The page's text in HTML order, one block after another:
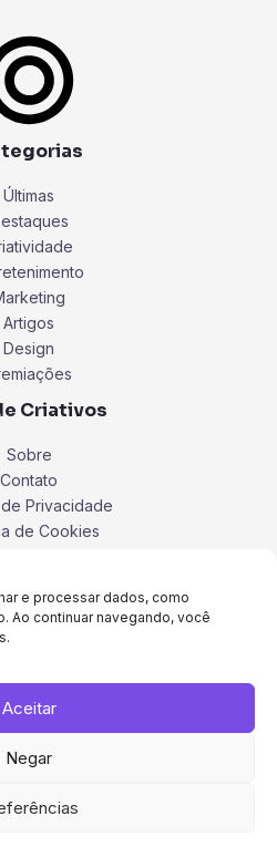
e processar dados, como
Ao continuar navegando, você
Aceitar
Negar
Últimas
Artigos
Design
Criativos
Sobre
Contato
Privacidade
de Cookies